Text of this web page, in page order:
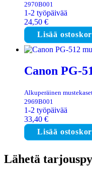
2970B001
1-2 työpäivää
24,50 €
Lisää
Canon PG-
Alkuperäinen
2969B001
1-2 työpäivää
33,40 €
Lisää
Lähetä